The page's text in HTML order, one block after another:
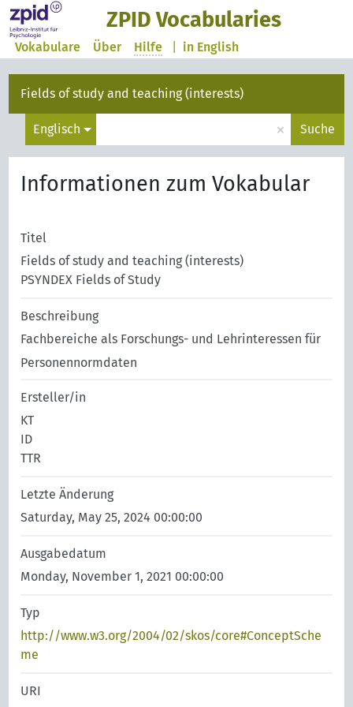
ZPID Vocabularies
in English
Vokabulare Über Hilfe
Fields of study and teaching (interests)
Englisch × Suche
Informationen zum Vokabular
Titel
Fields of study and teaching (interests)
PSYNDEX Fields of Study
Beschreibung
Fachbereiche als Forschungs- und Lehrinteressen für
Personennormdaten
Ersteller/in
KT
ID
TTR
Letzte Änderung
Saturday, May 25, 2024 00:00:00
Ausgabedatum
Monday, November 1, 2021 00:00:00
Typ
http://www.w3.org/2004/02/skos/core#ConceptSche
me
URI